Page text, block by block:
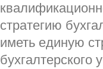
стратегию
иметь единую